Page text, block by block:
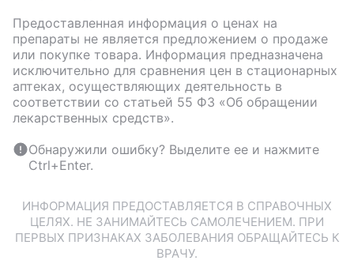
Предоставленная информация о ценах на
препараты не является предложением о продаже
или покупке товара. Информация предназначена
исключительно для сравнения цен в стационарных
аптеках, осуществляющих деятельность в
соответствии со статьей 55 ФЗ «Об обращении
лекарственных средств».
Обнаружили ошибку? Выделите ее и нажмите
Ctrl+Enter.
ИНФОРМАЦИЯ ПРЕДОСТАВЛЯЕТСЯ В СПРАВОЧНЫХ
ЦЕЛЯХ. НЕ ЗАНИМАЙТЕСЬ САМОЛЕЧЕНИЕМ. ПРИ
ПЕРВЫХ ПРИЗНАКАХ ЗАБОЛЕВАНИЯ ОБРАЩАЙТЕСЬ К
ВРАЧУ.